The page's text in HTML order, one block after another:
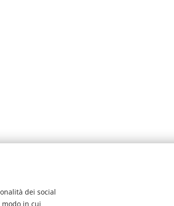
e Vacanze di Pistilli Barbara P. IVA 02290840608
professionale Unipol n. 781771833
dei social
in cui